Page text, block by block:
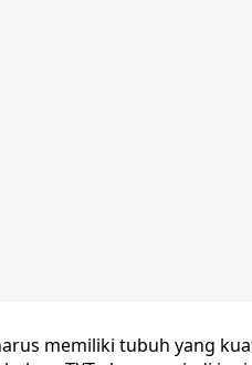
memiliki tubuh yang